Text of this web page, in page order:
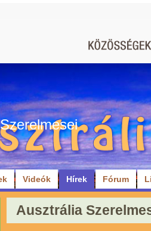
Videók Hírek Fórum
Ausztrália